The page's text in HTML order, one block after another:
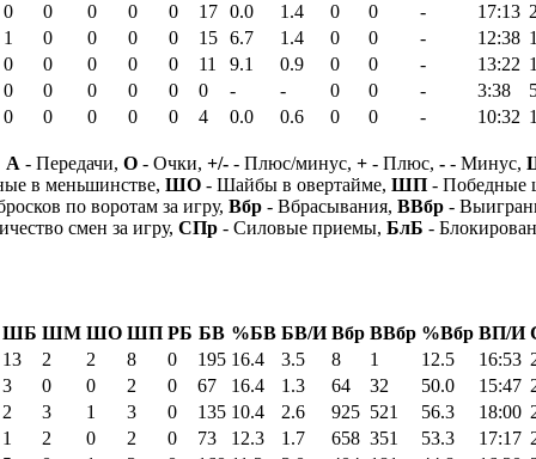
0
0 0 0 0 17 0.0 1.4 0 0 - 17:13
1
0 0 0 0 15 6.7 1.4 0 0 - 12:38
0
0 0 0 0 11 9.1 0.9 0 0 - 13:22
0
0 0 0 0 0 - - 0 0 - 3:38
0
0 0 0 0 4 0.0 0.6 0 0 - 10:32
А - Передачи, О - Очки, +/- - Плюс/минус, + - Плюс, - - Минус,
в меньшинстве, ШО - Шайбы в овертайме, ШП - Победные
по воротам за игру, Вбр - Вбрасывания, ВВбр -
смен за игру, СПр - Силовые приемы, БлБ -
ШБ ШМ ШО ШП РБ БВ %БВ БВ/И Вбр ВВбр %Вбр ВП/И
13
2 2 8 0 195 16.4 3.5 8 1 12.5 16:53
3
0 0 2 0 67 16.4 1.3 64 32 50.0 15:47
2
3 1 3 0 135 10.4 2.6 925 521 56.3 18:00
1
2 0 2 0 73 12.3 1.7 658 351 53.3 17:17